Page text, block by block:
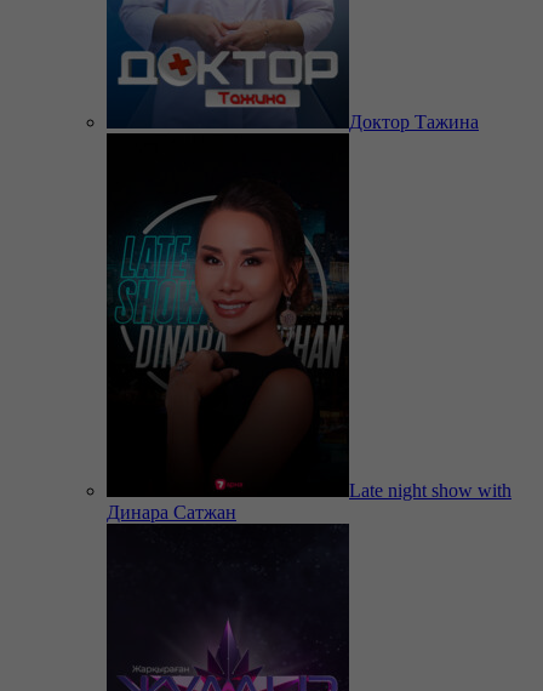
Доктор Тажина
Late night show with
Динара Сатжан